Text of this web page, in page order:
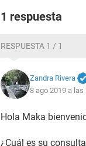
1 respuesta
RESPUESTA 1 / 1
Zandra Rivera
8 ago 2019 a las
Hola Maka
¿Cuál es su